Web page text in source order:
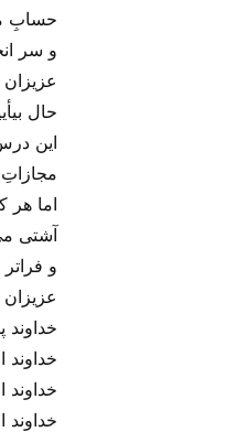
حسابِ
و سر
حال
این
اما هر
آشتی
و
خداوند